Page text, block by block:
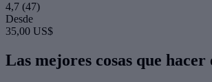
4,7 (47)
Desde
35,00 US$
Las mejores cosas que